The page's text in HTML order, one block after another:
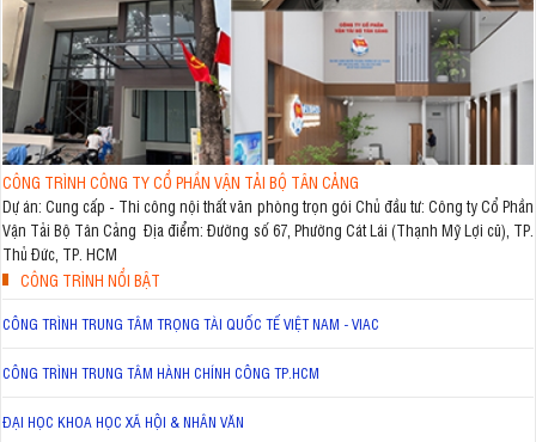
CÔNG TRÌNH CÔNG TY CỔ PHẦN VẬN TẢI BỘ TÂN CẢNG
Dự án: Cung cấp - Thi công nội thất văn phòng trọn gói Chủ đầu tư: Công ty Cổ Phần
Vận Tải Bộ Tân Cảng Địa điểm: Đường số 67, Phường Cát Lái (Thạnh Mỹ Lợi cũ), TP.
Thủ Đức, TP. HCM
CÔNG TRÌNH NỔI BẬT
CÔNG TRÌNH TRUNG TÂM TRỌNG TÀI QUỐC TẾ VIỆT NAM - VIAC
CÔNG TRÌNH TRUNG TÂM HÀNH CHÍNH CÔNG TP.HCM
ĐẠI HỌC KHOA HỌC XÃ HỘI & NHÂN VĂN